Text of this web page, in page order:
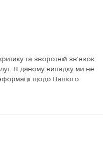
та зворотній зв'язок
В даному випадку ми не
щодо Вашого